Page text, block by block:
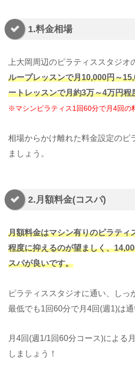
1.料金相場
上大岡周辺のピラティススタジオ
ループレッスンで月10,000円～
ートレッスンで月約3万～4万円程
※マシンピラティス1回60分で月4回の
相場からかけ離れた料金設定のピ
ましょう。
2.月額料金(コスパ)
月額料金はマシン有りのピラティ
程度に抑えるのが望ましく、
スパが良いです。
ピラティススタジオに通い、しっ
最低でも1回60分で月4回(週1)は通
月4回(週1/1回60分コース)による
しましょう！